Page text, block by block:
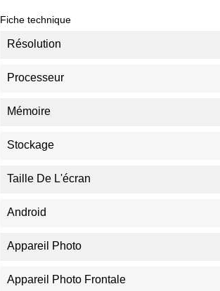
Fiche technique
Résolution
Processeur
Mémoire
Stockage
Taille De L'écran
Android
Appareil Photo
Appareil Photo Frontale